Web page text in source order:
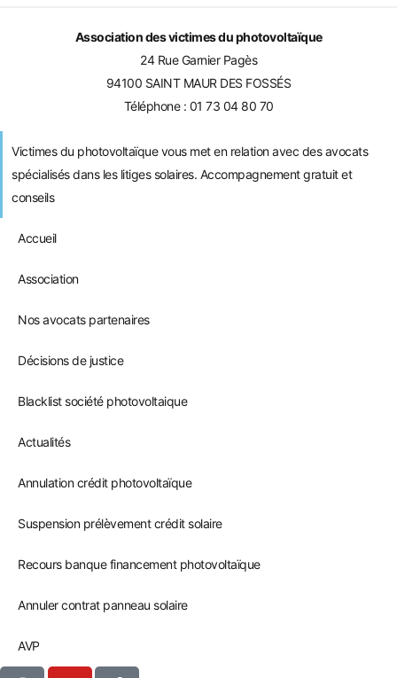
Association des victimes du photovoltaïque
24 Rue Garnier Pagès
94100 SAINT MAUR DES FOSSÉS
Téléphone : 01 73 04 80 70
Victimes du photovoltaïque vous met en relation avec des avocats
spécialisés dans les litiges solaires. Accompagnement gratuit et
conseils
Accueil
Association
Nos avocats partenaires
Décisions de justice
Blacklist société photovoltaique
Actualités
Annulation crédit photovoltaïque
Suspension prélèvement crédit solaire
Recours banque financement photovoltaïque
Annuler contrat panneau solaire
AVP